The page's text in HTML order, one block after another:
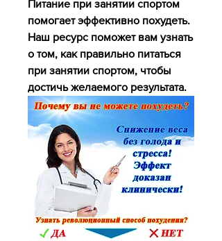
Питание при занятии спортом
помогает эффективно похудеть.
Наш ресурс поможет вам узнать
о том, как правильно питаться
при занятии спортом, чтобы
достичь желаемого результата.